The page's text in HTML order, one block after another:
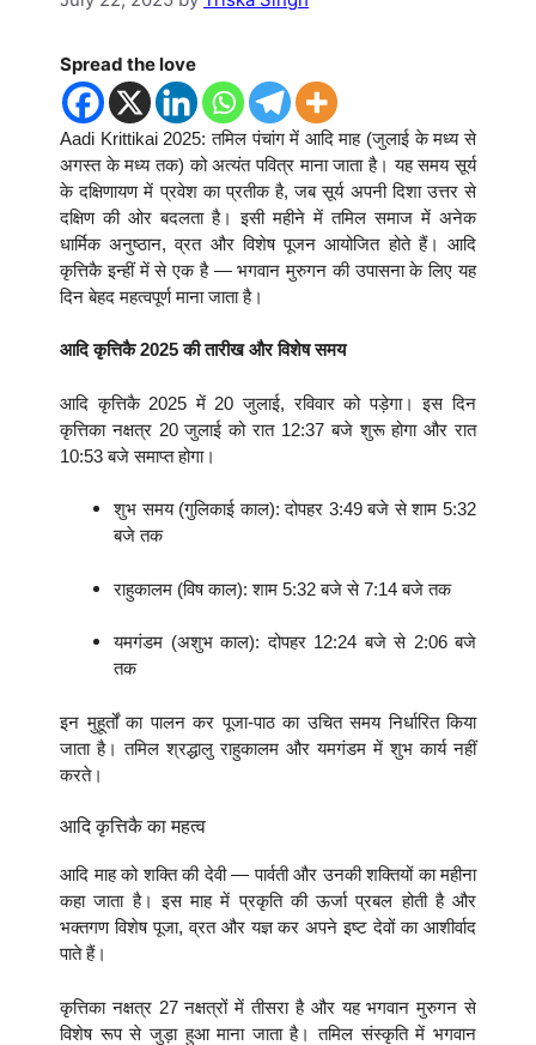
Spread the love
Aadi Krittikai 2025: तमिल पंचांग में आदि माह (जुलाई के मध्य से
अगस्त के मध्य तक) को अत्यंत पवित्र माना जाता है। यह समय सूर्य
के दक्षिणायण में प्रवेश का प्रतीक है, जब सूर्य अपनी दिशा उत्तर से
दक्षिण की ओर बदलता है। इसी महीने में तमिल समाज में अनेक
धार्मिक अनुष्ठान, व्रत और विशेष पूजन आयोजित होते हैं। आदि
कृत्तिकै इन्हीं में से एक है — भगवान मुरुगन की उपासना के लिए यह
दिन बेहद महत्वपूर्ण माना जाता है।
आदि कृत्तिकै 2025 की तारीख और विशेष समय
आदि कृत्तिकै 2025 में 20 जुलाई, रविवार को पड़ेगा। इस दिन
कृत्तिका नक्षत्र 20 जुलाई को रात 12:37 बजे शुरू होगा और रात
10:53 बजे समाप्त होगा।
शुभ समय (गुलिकाई काल): दोपहर 3:49 बजे से शाम 5:32
बजे तक
राहुकालम (विष काल): शाम 5:32 बजे से 7:14 बजे तक
यमगंडम (अशुभ काल): दोपहर 12:24 बजे से 2:06 बजे
तक
इन मुहूर्तों का पालन कर पूजा-पाठ का उचित समय निर्धारित किया
जाता है। तमिल श्रद्धालु राहुकालम और यमगंडम में शुभ कार्य नहीं
करते।
आदि कृत्तिकै का महत्व
आदि माह को शक्ति की देवी — पार्वती और उनकी शक्तियों का महीना
कहा जाता है। इस माह में प्रकृति की ऊर्जा प्रबल होती है और
भक्तगण विशेष पूजा, व्रत और यज्ञ कर अपने इष्ट देवों का आशीर्वाद
पाते हैं।
कृत्तिका नक्षत्र 27 नक्षत्रों में तीसरा है और यह भगवान मुरुगन से
विशेष रूप से जुड़ा हुआ माना जाता है। तमिल संस्कृति में भगवान